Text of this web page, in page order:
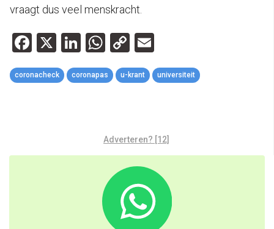
vraagt dus veel menskracht.
Facebook
X LinkedIn
WhatsApp
Copy
Link
coronacheck coronapas u-krant universiteit
Adverteren? [12]